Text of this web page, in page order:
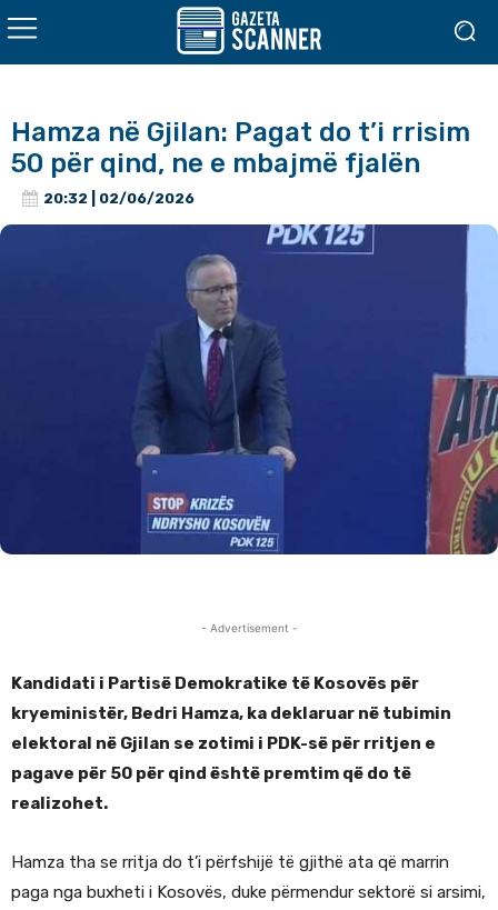
Hamza në Gjilan: Pagat do t’i rrisim
50 për qind, ne e mbajmë fjalën
20:32 | 02/06/2026
- Advertisement -
Kandidati i Partisë Demokratike të Kosovës për
kryeministër, Bedri Hamza, ka deklaruar në tubimin
elektoral në Gjilan se zotimi i PDK-së për rritjen e
pagave për 50 për qind është premtim që do të
realizohet.
Hamza tha se rritja do t’i përfshijë të gjithë ata që marrin
paga nga buxheti i Kosovës, duke përmendur sektorë si arsimi,